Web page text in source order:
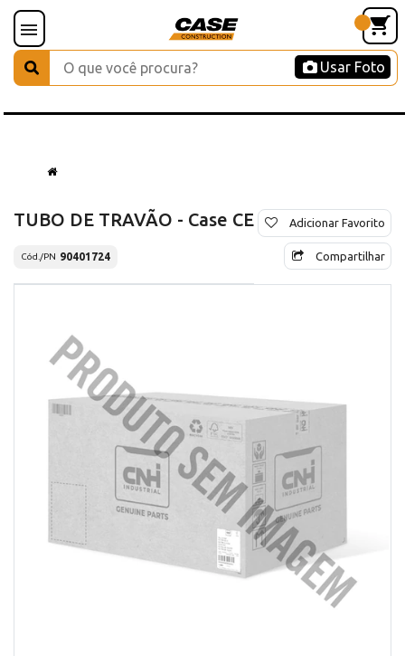
Usar Foto
TUBO DE TRAVÃO - Case CE
Cód./PN 90401724
Adicionar Favorito
Compartilhar